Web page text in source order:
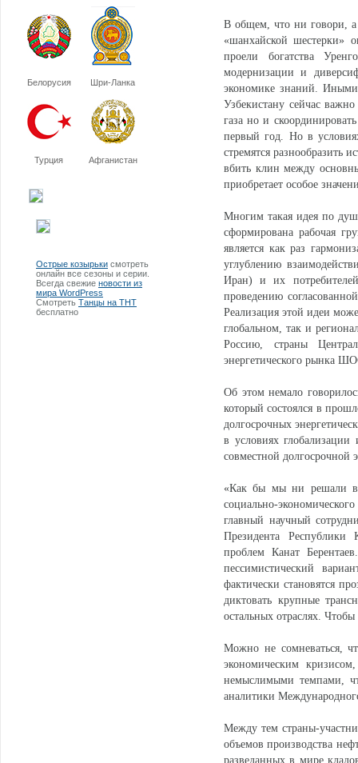
Белорусия Шри-Ланка
Турция Афганистан
Острые козырьки смотреть
онлайн все сезоны и серии.
Всегда свежие новости из
мира WordPress
Смотреть Танцы на ТНТ
бесплатно
В общем, что ни говори, а
«шанхайской шестерки»
проели богатства
модернизации и
экономике знаний. Иными
Узбекистану сейчас
газа но и
первый год. Но в
стремятся разнообразить
вбить клин между
приобретает особое
Многим такая идея по
сформирована рабочая
является как раз
углублению
Иран) и их
проведению
Реализация этой идеи
глобальном, так и
Россию, страны
энергетического рынка
Об этом немало
который состоялся в
долгосрочных
в условиях глобализации
совместной долгосрочной
«Как бы мы ни решали
социально-
главный научный
Президента Республики
проблем Канат
пессимистический
фактически становятся
диктовать крупные
остальных отраслях.
Можно не сомневаться,
экономическим
немыслимыми темпами,
аналитики
Между тем страны-
объемов производства
разведанных в мире